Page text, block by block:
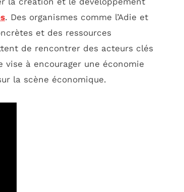
. Des organismes comme l’Adie et
et des ressources
de rencontrer des acteurs clés
vise à encourager une économie
la scène économique.